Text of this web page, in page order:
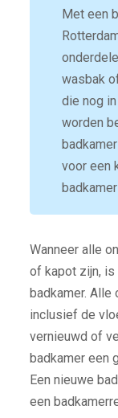
Met een
wasbak
die nog
worden
voor een
Wanneer alle
of kapot zijn,
badkamer.
inclusief de
vernieuwd of
badkamer een
Een nieuwe
een